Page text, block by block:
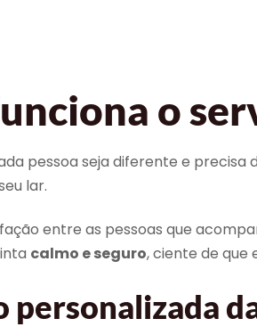
o
pessoa seja diferente e
lar.
entre as pessoas que
calmo e seguro, ciente de que
personalizada